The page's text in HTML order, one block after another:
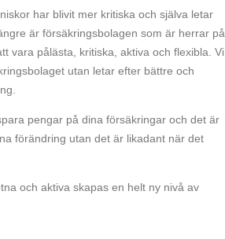
har blivit mer kritiska och själva letar
är försäkringsbolagen som är herrar på
vara pålästa, kritiska, aktiva och flexibla. Vi
utan letar efter bättre och
pengar på dina försäkringar och det är
förändring utan det är likadant när det
och aktiva skapas en helt ny nivå av